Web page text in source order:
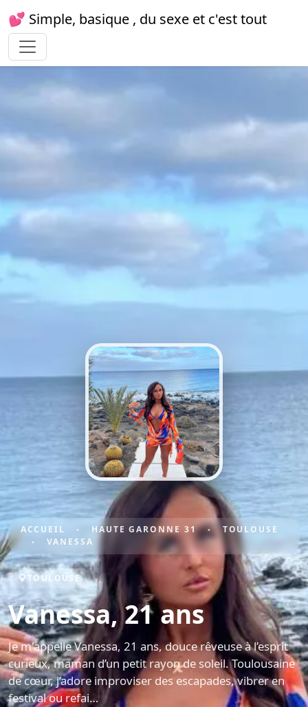
💕 Simple, basique , du sexe et c'est tout
ACCUEIL HAUTE GARONNE 31
TOULOUSE
VANESSA
TOULOUSE
Vanessa, 21 ans
Je m'appelle Vanessa, 21 ans, douce rêveuse à l’esprit
curieux, maman d’un petit rayon de soleil. Toulousaine
de cœur, j’adore improviser des escapades, vibrer en
festival ou refai…